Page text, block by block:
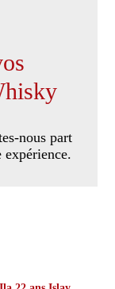
nous part
expérience.